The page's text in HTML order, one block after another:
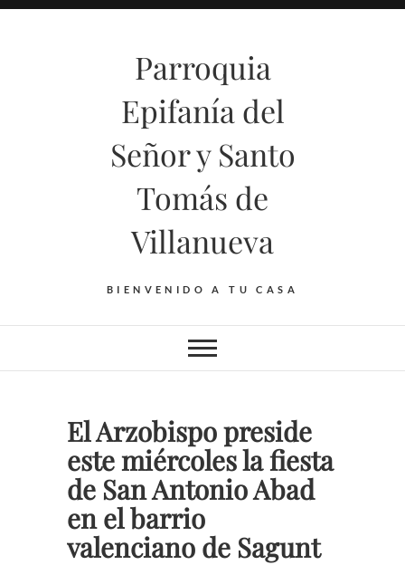
Saltar
Parroquia
Epifanía del
Señor y Santo
Tomás de
Villanueva
BIENVENIDO A TU CASA
El Arzobispo preside
este miércoles la fiesta
de San Antonio Abad
en el barrio
valenciano de Sagunt